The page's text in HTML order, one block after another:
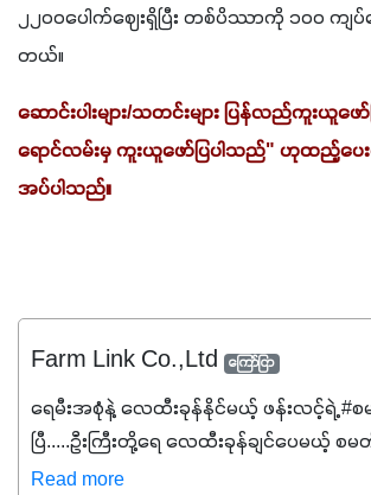
၂၂၀၀ပေါက်ဈေးရှိပြီး တစ်ပိဿာကို ၁၀၀ ကျပ်
တယ်။
ဆောင်းပါးများ/သတင်းများ ပြန်လည်ကူးယူဖ
ရောင်လမ်းမှ ကူးယူဖော်ပြပါသည်" ဟုထည့်ပေးပ
အပ်ပါသည်။
Farm Link Co.,Ltd ကြော်ငြာ
ရေမီးအစုံနဲ့ လေထီးခုန်နိုင်မယ့် ဖန်းလင့်ရဲ့ #စ
ပြီ.....ဦးကြီးတို့ရေ ‌လေထီးခုန်ချင်ပေမယ့်
သေးရင်တော့ ဒီစာလေးကို ဆက်ဖတ်‌ပေးပါ
Read more